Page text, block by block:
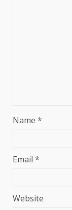
Name *
Email *
Website